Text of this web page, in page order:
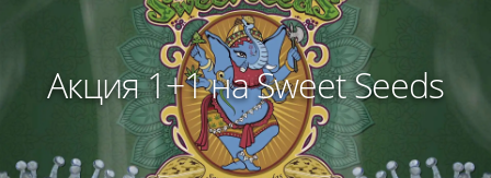
Акция 1+1 на Sweet Seeds